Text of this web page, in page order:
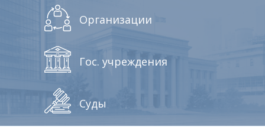
Организации
Гос. учреждения
Суды